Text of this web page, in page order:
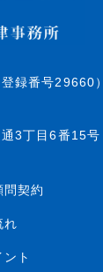
録番号29660）
3丁目6番15号
問契約
れ
ト